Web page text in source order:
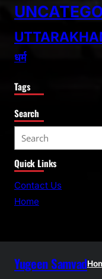
धर्म
Tags
Search
e
a
r
Quick Links
Contact Us
Home
Yugeen Samvad